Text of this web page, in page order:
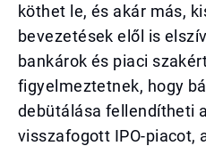
köthet le, és akár más,
bevezetések elől is
bankárok és piaci
figyelmeztetnek, hogy
debütálása fellendítheti
visszafogott IPO-piacot,